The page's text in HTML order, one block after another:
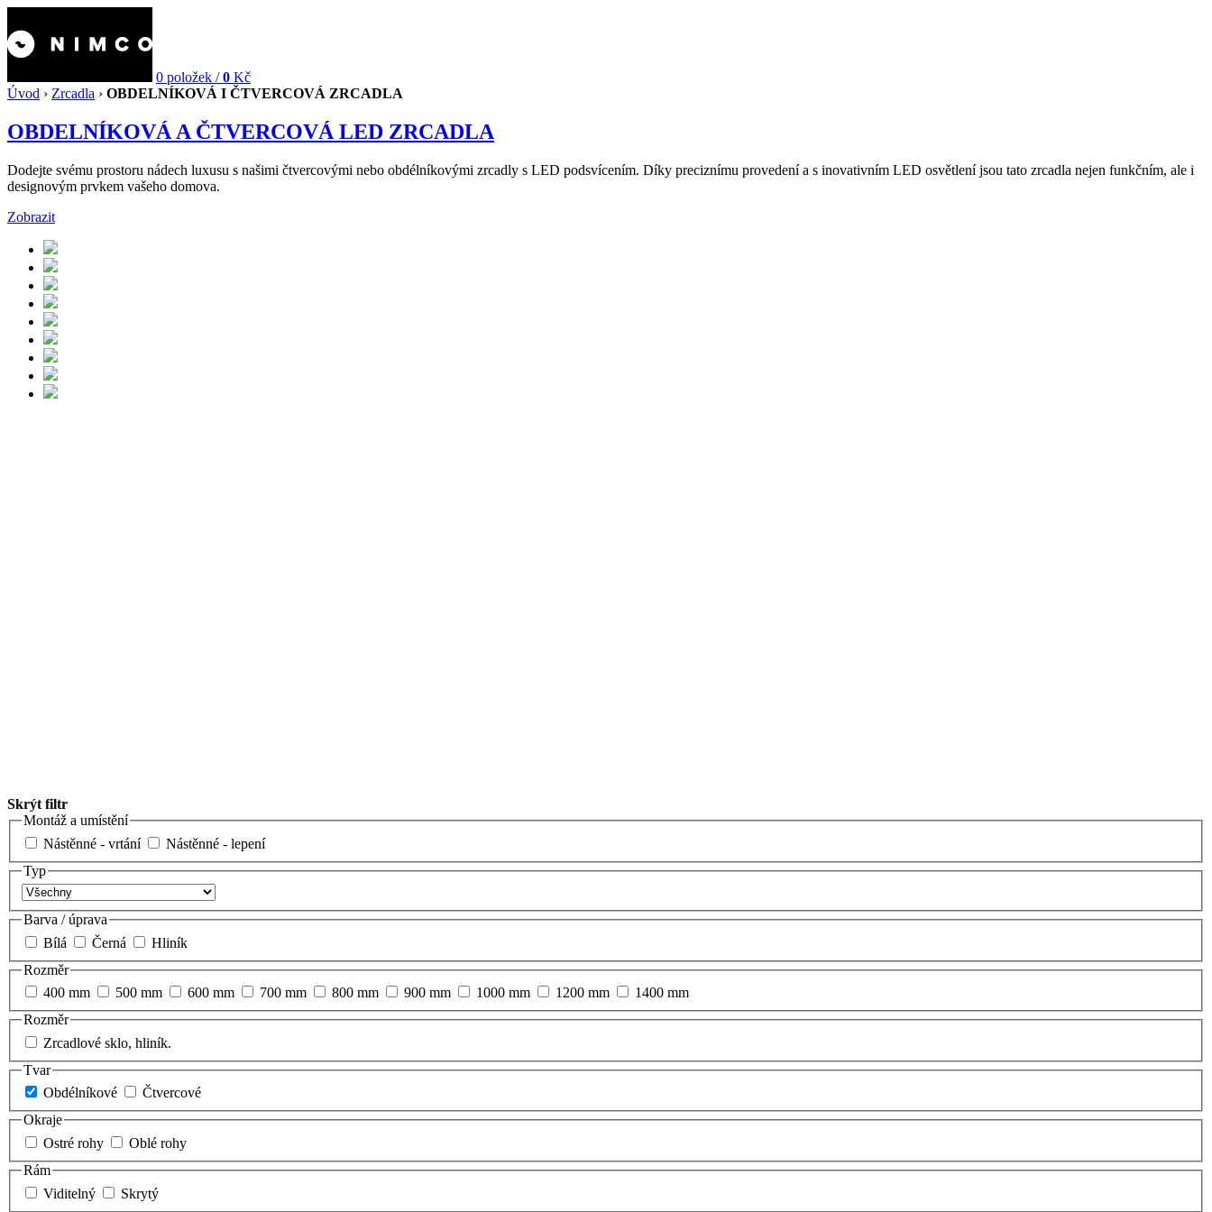
0 položek /0 Kč
Úvod › Zrcadla › OBDELNÍKOVÁ I ČTVERCOVÁ ZRCADLA
OBDELNÍKOVÁ A ČTVERCOVÁ LED ZRCADLA
Dodejte svému prostoru nádech luxusu s našimi čtvercovými nebo obdélníkovými zrcadly s LED podsvícením. Díky preciznímu provedení a s inovativním LED osvětlení jsou tato zrcadla nejen funkčním, ale i
designovým prvkem vašeho domova.
Zobrazit
Skrýt filtr
Montáž a umístění
Nástěnné - vrtání
Nástěnné - lepení
Typ
Barva / úprava
Bílá
Černá
Hliník
Rozměr
400 mm
500 mm 600 mm 700 mm 800 mm 900 mm 1000 mm 1200 mm
1400 mm
Rozměr
Zrcadlové sklo, hliník.
Tvar
Obdélníkové
Čtvercové
Okraje
Ostré rohy
Oblé rohy
Rám
Viditelný
Skrytý